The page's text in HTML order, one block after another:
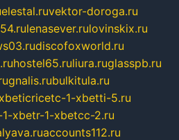
elestal.ruvektor-doroga.ru
lenasever.rulovinskix.ru
discofoxworld.ru
hostel65.ruliura.ruglasspb.ru
gnalis.rubulkitula.ru
1-xbetti-5.ru
xbetr-1-xbetcc-2.ru
accounts112.ru